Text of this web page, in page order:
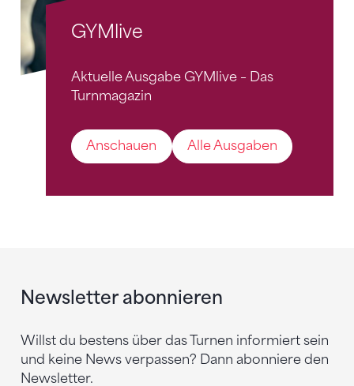
GYMlive
Aktuelle Ausgabe GYMlive – Das
Turnmagazin
Anschauen Alle Ausgaben
Newsletter abonnieren
Willst du bestens über das Turnen informiert sein
und keine News verpassen? Dann abonniere den
Newsletter.